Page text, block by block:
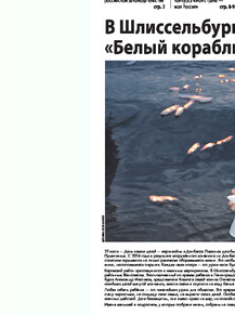
В музей всей семьёй
01 августа 2026
Без заявлений и
01 августа 2026
Не женское это
01 августа 2026
Все силы в кулак
01 августа 2026
Айда на пляж!
01 августа 2026
Один в поле — не